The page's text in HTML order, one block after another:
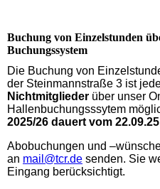
Buchung von Einzelstunden
Buchungssystem
Die Buchung von
der Steinmannstraße 3 ist
Nichtmitglieder über unser
Hallenbuchungsssytem
2025/26 dauert vom
Abobuchungen und
an mail@tcr.de senden. Sie
Eingang berücksichtigt.